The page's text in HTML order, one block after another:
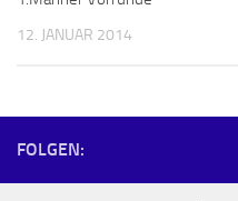
12. JANUAR 2014
FOLGEN: